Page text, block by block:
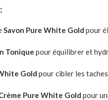
Savon Pure White Gold pour
Tonique pour équilibrer et
Gold pour cibler les
Pure White Gold pour